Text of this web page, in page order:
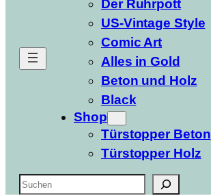
Der Ruhrpott
US-Vintage Style
Comic Art
Alles in Gold
Beton und Holz
Black
Shop
Türstopper Beton
Türstopper Holz
Suchen